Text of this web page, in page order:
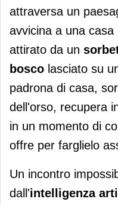
attraversa un
avvicina a una
attirato da un
bosco lasciato su
padrona di casa,
dell'orso, recupera
in un momento di
offre per farglielo
Un incontro
dall'intelligenza